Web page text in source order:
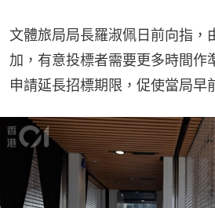
文體旅局局長羅淑佩日前向指，
加，有意投標者需要更多時間作
申請延長招標期限，促使當局早